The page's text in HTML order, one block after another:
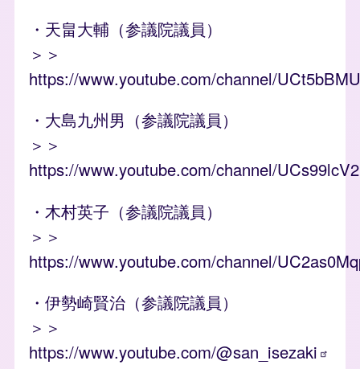
・天畠大輔（参議院議員）
＞＞
https://www.youtube.com/channel/
・大島九州男（参議院議員）
＞＞
https://www.youtube.com/channel/
・木村英子（参議院議員）
＞＞
https://www.youtube.com/channel/
・伊勢崎賢治（参議院議員）
＞＞
https://www.youtube.com/@san_isezaki